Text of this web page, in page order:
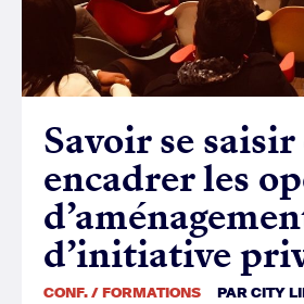
Savoir se
encadrer les
d’initiative
CONF. / FORMATIONS PARCITY